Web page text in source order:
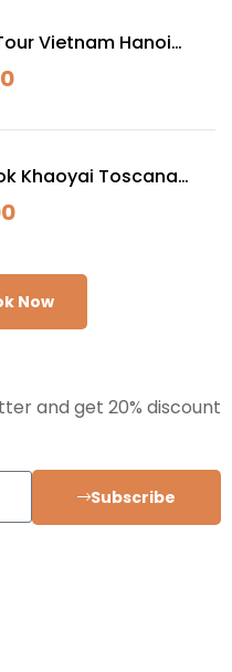
Vietnam Hanoi
CRUISE
Khaoyai Toscana
Now
and get 20% discount
Subscribe